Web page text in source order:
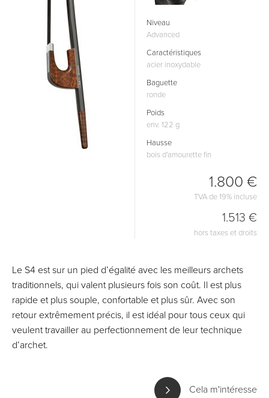
Niveau
Advanced
Caractéristiques
acier inoxydable
Baguette
ronde
Poids
env. 122 g
Hausse
bois d'amourette fin
1.800 €
TVA de 19% incluse
1.513 €
hors taxes et droits
Le S4 est sur un pied d’égalité avec les meilleurs archets
traditionnels, qui valent plusieurs fois son coût. Il est plus
rapide et plus souple, confortable et plus sûr. Avec son
retour extrêmement précis, il est idéal pour tous ceux qui
veulent travailler au perfectionnement de leur technique
d’archet.
Cela m'intéresse